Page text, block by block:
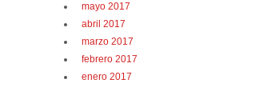
mayo 2017
abril 2017
marzo 2017
febrero 2017
enero 2017